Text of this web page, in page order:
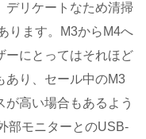
デリケートなため清掃
ります。M3からM4へ
ーにとってはそれほど
あり、セール中のM3
高い場合もあるよう
部モニターとのUSB-